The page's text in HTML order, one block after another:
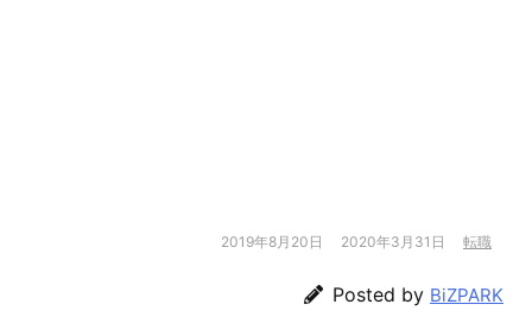
2019年8月20日 2020年3月31日 転職
Posted by BiZPARK